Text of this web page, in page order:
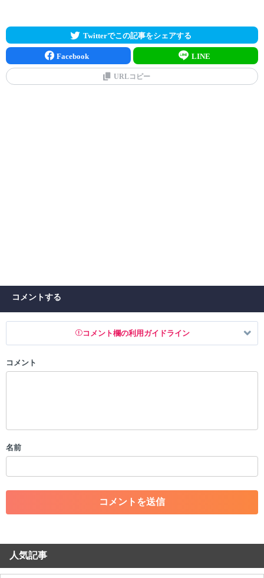
Twitterでこの記事をシェアする
Facebook LINE
URLコピー
コメントする
コメント欄の利用ガイドライン
以下の書き込みを禁止とし、場合によってはコメント削除や書き込み制
・一度削除された投稿を再び投稿すること
・アカウントの売買など金銭が絡む内容の投稿
・各ゲームのネタバレを含む内容の投稿
・その他、管理者が不適切と判断した投稿
コメントの削除を申請する
せていただきます。ご了承ください。
コメント
名前
人気記事